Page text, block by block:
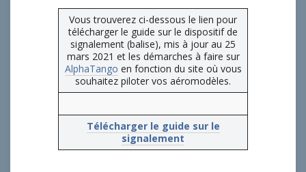
Vous trouverez ci-dessous le lien pour
télécharger le guide sur le dispositif de
signalement (balise), mis à jour au 25
mars 2021 et les démarches à faire sur
AlphaTango en fonction du site où vous
souhaitez piloter vos aéromodèles.
Télécharger le guide sur le
signalement